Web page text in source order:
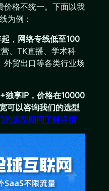
价格不统一。下面以我
为例：
， 网络专线低至100
、TK直播、学术科
外贸出口等各类行业场
独享IP，价格在10000
可以咨询我们的选型
的选型顾问了解详情